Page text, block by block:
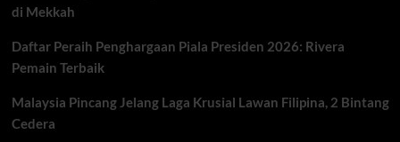
di Mekkah
Daftar Peraih Penghargaan Piala Presiden 2026: Rivera
Pemain Terbaik
Malaysia Pincang Jelang Laga Krusial Lawan Filipina, 2 Bintang
Cedera